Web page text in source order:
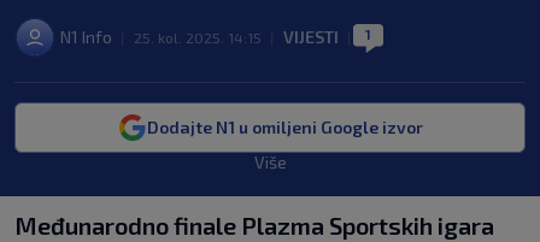
N1 Info 25. kol. 2025. 14:15 VIJESTI 1
Dodajte N1 u omiljeni Google izvor
Više
Međunarodno finale Plazma Sportskih igara